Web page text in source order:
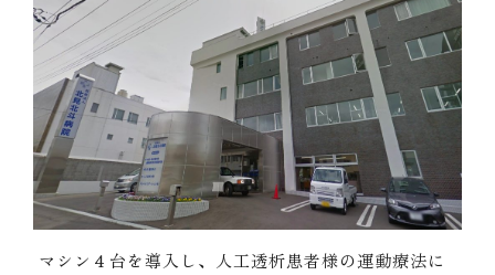
マシン４台を導入し、人工透析患者様の運動療法に